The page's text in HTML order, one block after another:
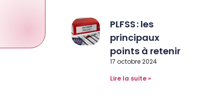
PLFSS : les
principaux
points à retenir
17 octobre 2024
Lire la suite »